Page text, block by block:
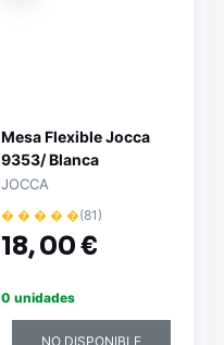
Mesa Flexible Jocca
9353/ Blanca
JOCCA
� � � � �(81)
18,00 €
0 unidades
NO DISPONIBLE